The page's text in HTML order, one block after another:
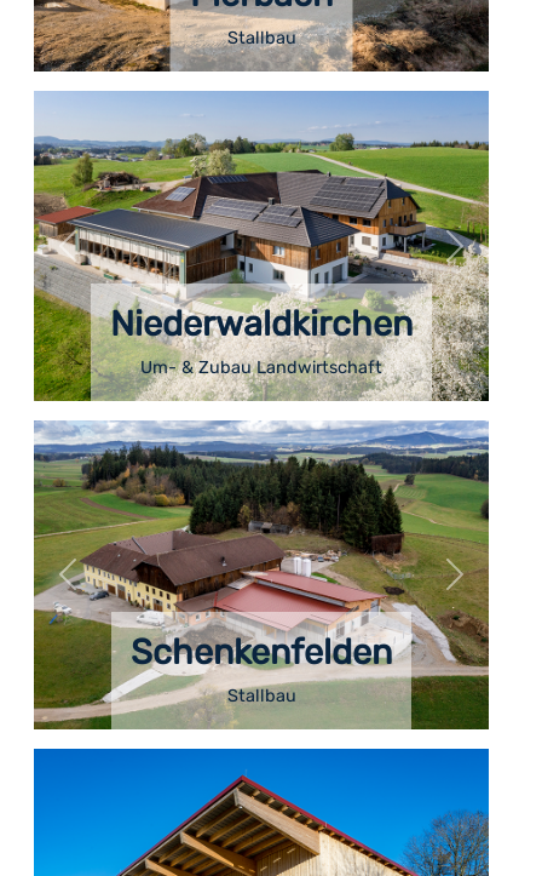
Stallbau
Niederwaldkirchen
Um- & Zubau Landwirtschaft
Schenkenfelden
Stallbau